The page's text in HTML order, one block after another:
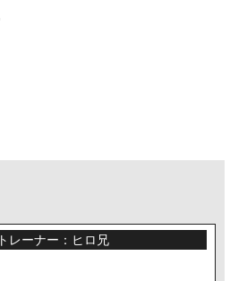
レーナー：ヒロ兄